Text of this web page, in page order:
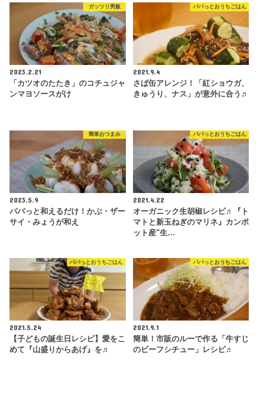
ガッツリ男飯
2023.2.21
「カツオのたたき」のコチュジャ
ンマヨソースがけ
パパっとおうちごはん
2021.9.4
さば缶アレンジ！「紅ショウガ、
きゅうり、ナス」が意外に合う♬
簡単おつまみ
2023.5.9
パパっと和えるだけ！かぶ・ザー
サイ・みょうが和え
パパっとおうちごはん
2021.4.22
オーガニック生胡椒レシピ♬『ト
マトと新玉ねぎのマリネ』カンポ
ット産"生…
パパっとおうちごはん
2021.5.24
【子どもの誕生日レシピ】愛をこ
めて『山盛りからあげ』を♬
パパっとおうちごはん
2021.9.1
簡単！市販のルーで作る「牛すじ
のビーフシチュー」レシピ♬